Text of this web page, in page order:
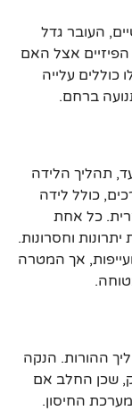
העובר גדל
הפיזיים אצל האם
כוללים עלייה
ברחם.
תהליך הלידה
כולל לידה
כל אחת
וחסרונות.
אך המטרה
ההורות. הנקה
שכן החלב אם
מערכת החיסון.